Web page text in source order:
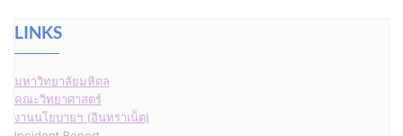
LINKS
มหาวิทยาลัยมหิดล
คณะวิทยาศาสตร์
งานนโยบายฯ (อินทราเน็ต)